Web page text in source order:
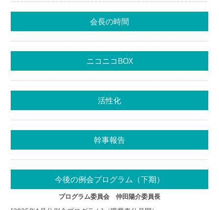
会長の時間
ニコニコBOX
活性化
幹事報告
今後の例会プログラム（下期）
プログラム委員会 仲田陽介委員長